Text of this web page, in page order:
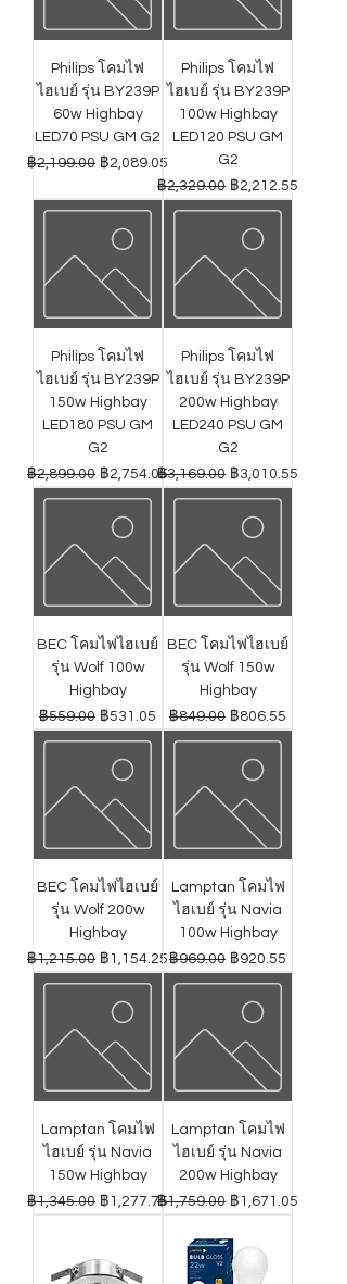
Philips โคมไฟ
ไฮเบย์ รุ่น BY239P
60w Highbay
LED70 PSU GM G2
ราคาปกติ
฿2,199.00 ราคาขายลด
฿2,089.05
Philips โคมไฟ
ไฮเบย์ รุ่น BY239P
100w Highbay
LED120 PSU GM
G2
ราคาปกติ
฿2,329.00 ราคาขายลด
฿2,212.55
Philips โคมไฟ
ไฮเบย์ รุ่น BY239P
150w Highbay
LED180 PSU GM
G2
ราคาปกติ
฿2,899.00 ราคาขายลด
฿2,754.05
Philips โคมไฟ
ไฮเบย์ รุ่น BY239P
200w Highbay
LED240 PSU GM
G2
ราคาปกติ
฿3,169.00 ราคาขายลด
฿3,010.55
BEC โคมไฟไฮเบย์
รุ่น Wolf 100w
Highbay
ราคาปกติ
฿559.00 ราคาขายลด
฿531.05
BEC โคมไฟไฮเบย์
รุ่น Wolf 150w
Highbay
ราคาปกติ
฿849.00 ราคาขายลด
฿806.55
BEC โคมไฟไฮเบย์
รุ่น Wolf 200w
Highbay
ราคาปกติ
฿1,215.00 ราคาขายลด
฿1,154.25
Lamptan โคมไฟ
ไฮเบย์ รุ่น Navia
100w Highbay
ราคาปกติ
฿969.00 ราคาขายลด
฿920.55
Lamptan โคมไฟ
ไฮเบย์ รุ่น Navia
150w Highbay
ราคาปกติ
฿1,345.00 ราคาขายลด
฿1,277.75
Lamptan โคมไฟ
ไฮเบย์ รุ่น Navia
200w Highbay
ราคาปกติ
฿1,759.00 ราคาขายลด
฿1,671.05